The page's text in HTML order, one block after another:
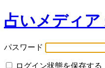
占いメディア
パスワード
ログイン状態を保存する